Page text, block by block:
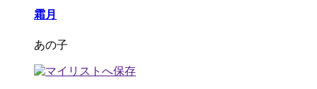
霜月
あの子